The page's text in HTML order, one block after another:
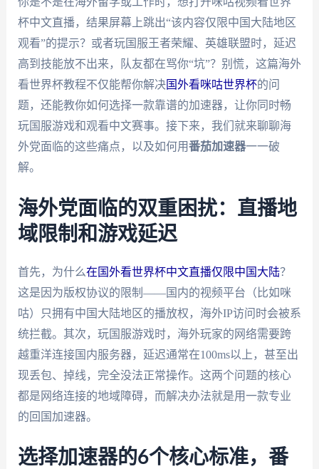
杯中文直播，结果屏幕上跳出“该内容仅限中国大陆地区
观看”的提示？或者玩国服王者荣耀、英雄联盟时，延迟
高到技能放不出来，队友都在骂你“坑”？别慌，这篇海外
看世界杯教程不仅能帮你解决国外看咪咕世界杯的问
题，还能教你如何选择一款靠谱的加速器，让你同时畅
玩国服游戏和观看中文赛事。接下来，我们就来聊聊海
外党面临的这些痛点，以及如何用番茄加速器一一破
解。
海外党面临的双重困扰：直播地
域限制和游戏延迟
首先，为什么在国外看世界杯中文直播仅限中国大陆？
这是因为版权协议的限制——国内的视频平台（比如咪
咕）只拥有中国大陆地区的播放权，海外IP访问时会被系
统拦截。其次，玩国服游戏时，海外玩家的网络需要跨
越重洋连接国内服务器，延迟通常在100ms以上，甚至出
现丢包、掉线，完全没法正常操作。这两个问题的核心
都是网络连接的地域障碍，而解决办法就是用一款专业
的回国加速器。
选择加速器的6个核心标准，番